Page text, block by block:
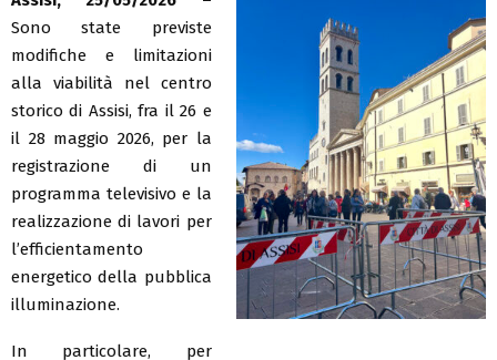
Sono state previste
modifiche e limitazioni
alla viabilità nel centro
storico di Assisi, fra il 26 e
il 28 maggio 2026, per la
registrazione di un
programma televisivo e la
realizzazione di lavori per
l’efficientamento
energetico della pubblica
illuminazione.
In particolare, per